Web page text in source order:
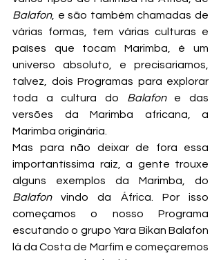
Balafon, e são também chamadas de
várias formas, tem várias culturas e
países que tocam Marimba, é um
universo absoluto, e precisariamos,
talvez, dois Programas para explorar
toda a cultura do Balafon e das
versões da Marimba africana, a
Marimba originária.
Mas para não deixar de fora essa
importantíssima raiz, a gente trouxe
Balafon vindo da África. Por isso
começamos o nosso Programa
escutando o grupo Yara Bikan Balafon
lá da Costa de Marfim e começaremos